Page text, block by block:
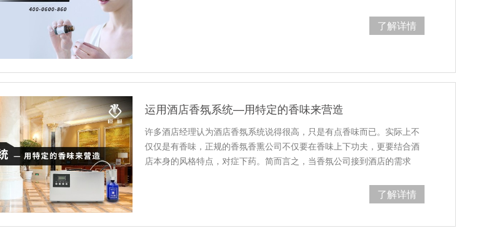
了解详情
运用酒店香氛系统—用特定的香味来营造
许多酒店经理认为酒店香氛系统说得很高，只是有点香味而已。实际上不
仅仅是有香味，正规的香氛香熏公司不仅要在香味上下功夫，更要结合酒
店本身的风格特点，对症下药。简而言之，当香氛公司接到酒店的需求
了解详情